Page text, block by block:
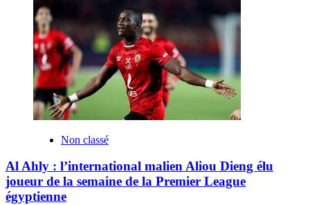
Non classé
Al Ahly : l’international malien Aliou Dieng élu
joueur de la semaine de la Premier League
égyptienne